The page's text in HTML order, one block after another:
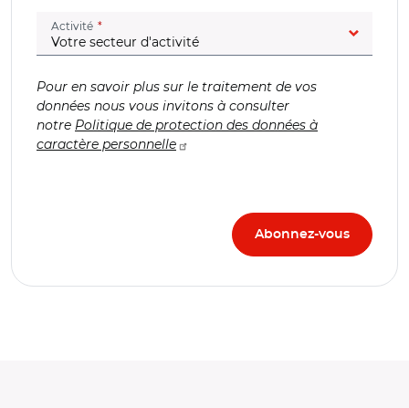
Activité (champ obligatoire)
Pour en savoir plus sur le traitement de vos
données nous vous invitons à consulter
notre Politique de protection des données à
caractère personnelle